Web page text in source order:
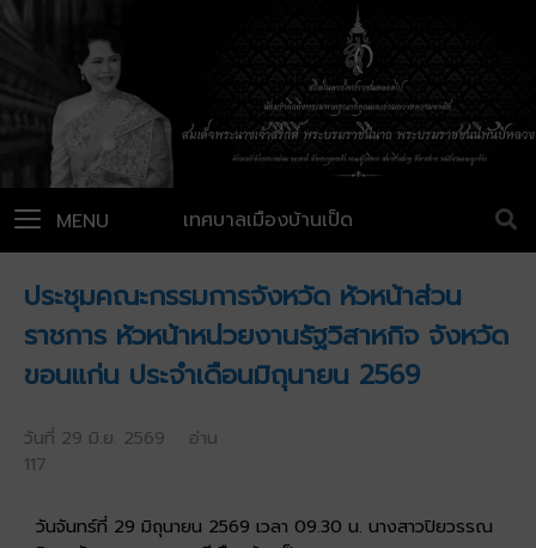
เทศบาลเมืองบ้านเป็ด
MENU
ประชุมคณะกรรมการจังหวัด หัวหน้าส่วน
ราชการ หัวหน้าหน่วยงานรัฐวิสาหกิจ จังหวัด
ขอนแก่น ประจำเดือนมิถุนายน 2569
วันที่ 29 มิ.ย. 2569 อ่าน
117
วันจันทร์ที่ 29 มิถุนายน 2569 เวลา 09.30 น. นางสาวปิยวรรณ